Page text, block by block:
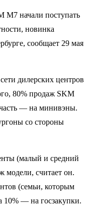
М7 начали поступать
новинка
сообщает 29 мая
дилерских центров
80% продаж SKM
— на минивэны.
со стороны
(малый и средний
модели, считает он.
(семьи, которым
10% — на госзакупки.